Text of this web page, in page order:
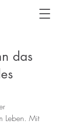
das
Leben. Mit